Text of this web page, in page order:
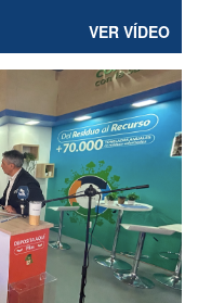
VER VÍDEO